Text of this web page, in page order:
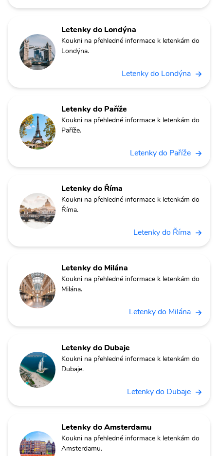
Letenky do Londýna
Koukni na přehledné informace k letenkám do
Londýna.
Letenky do Londýna
Letenky do Paříže
Koukni na přehledné informace k letenkám do
Paříže.
Letenky do Paříže
Letenky do Říma
Koukni na přehledné informace k letenkám do
Říma.
Letenky do Říma
Letenky do Milána
Koukni na přehledné informace k letenkám do
Milána.
Letenky do Milána
Letenky do Dubaje
Koukni na přehledné informace k letenkám do
Dubaje.
Letenky do Dubaje
Letenky do Amsterdamu
Koukni na přehledné informace k letenkám do
Amsterdamu.